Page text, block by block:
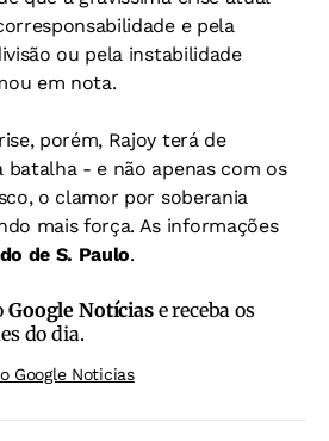
e pela
ou pela instabilidade
em nota.
porém, Rajoy terá de
- e não apenas com os
o clamor por soberania
mais força. As informações
de S. Paulo.
Google Notíciase receba os
do dia.
Google Noticias